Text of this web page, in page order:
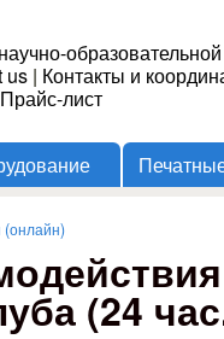
us | Контакты и
лист
(24